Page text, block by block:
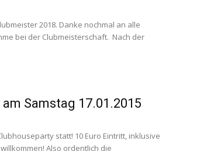
2018. Danke nochmal an alle
bei der Clubmeisterschaft. Nach der
Samstag 17.01.2015
statt! 10 Euro Eintritt, inklusive
Also ordentlich die